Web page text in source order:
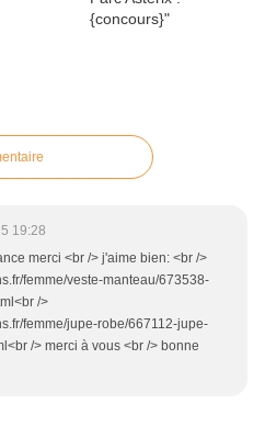
19:28
merci <br /> j'aime bien: <br />
femme/veste-manteau/673538-
/>
femme/jupe-robe/667112-jupe-
/> merci à vous <br /> bonne